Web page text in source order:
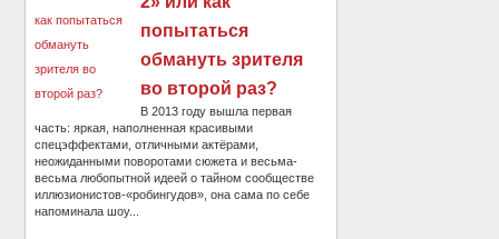
попытаться
обмануть зрителя
во второй раз?
В 2013 году вышла первая
часть: яркая, наполненная красивыми
спецэффектами, отличными актёрами,
неожиданными поворотами сюжета и весьма-
весьма любопытной идеей о тайном сообществе
иллюзионистов-«робингудов», она сама по себе
напоминала шоу...